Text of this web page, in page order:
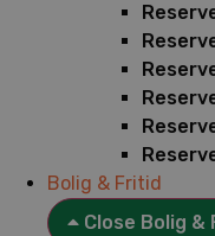
Bolig & Fritid
Close Bolig &